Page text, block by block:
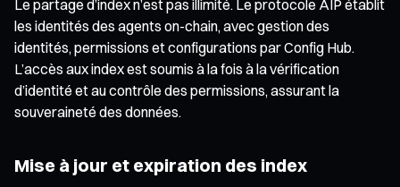
Le partage d’index n’est pas illimité. Le protocole AIP établit
les identités des agents on-chain, avec gestion des
identités, permissions et configurations par Config Hub.
L’accès aux index est soumis à la fois à la vérification
d’identité et au contrôle des permissions, assurant la
souveraineté des données.
Mise à jour et expiration des index